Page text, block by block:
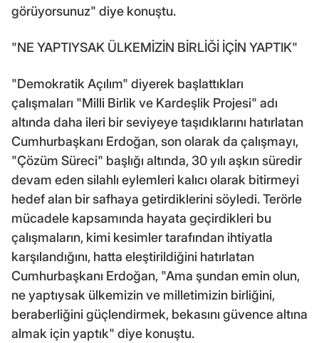
görüyorsunuz" diye konuştu.
"NE YAPTIYSAK ÜLKEMİZİN BİRLİĞİ İÇİN YAPTIK"
"Demokratik Açılım" diyerek başlattıkları
çalışmaları "Milli Birlik ve Kardeşlik Projesi" adı
altında daha ileri bir seviyeye taşıdıklarını hatırlatan
Cumhurbaşkanı Erdoğan, son olarak da çalışmayı,
"Çözüm Süreci" başlığı altında, 30 yılı aşkın süredir
devam eden silahlı eylemleri kalıcı olarak bitirmeyi
hedef alan bir safhaya getirdiklerini söyledi. Terörle
mücadele kapsamında hayata geçirdikleri bu
çalışmaların, kimi kesimler tarafından ihtiyatla
karşılandığını, hatta eleştirildiğini hatırlatan
Cumhurbaşkanı Erdoğan, "Ama şundan emin olun,
ne yaptıysak ülkemizin ve milletimizin birliğini,
beraberliğini güçlendirmek, bekasını güvence altına
almak için yaptık" diye konuştu.